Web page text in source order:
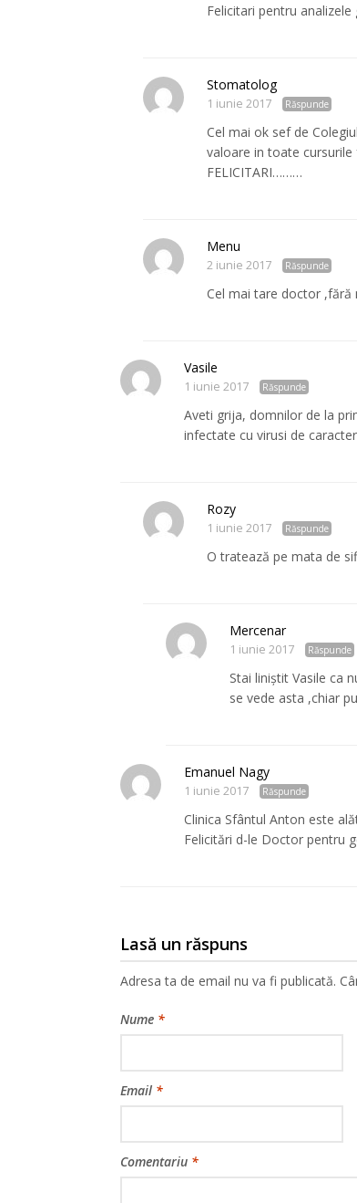
Felicitari pentru
Stomatolog
1 iunie 2017 Răspunde
Cel mai ok sef de
valoare in toate cursurile
FELICITARI………
Menu
2 iunie 2017 Răspunde
Cel mai tare doctor ,fără
Vasile
1 iunie 2017 Răspunde
Aveti grija, domnilor de la
infectate cu virusi de
Rozy
1 iunie 2017 Răspunde
O tratează pe mata de
Mercenar
1 iunie 2017 Răspunde
Stai liniștit Vasile ca
se vede asta ,chiar
Emanuel Nagy
1 iunie 2017 Răspunde
Clinica Sfântul Anton este
Felicitări d-le Doctor pentru
Lasă un răspuns
Adresa ta de email nu va fi publicată.
Nume *
Email *
Comentariu *